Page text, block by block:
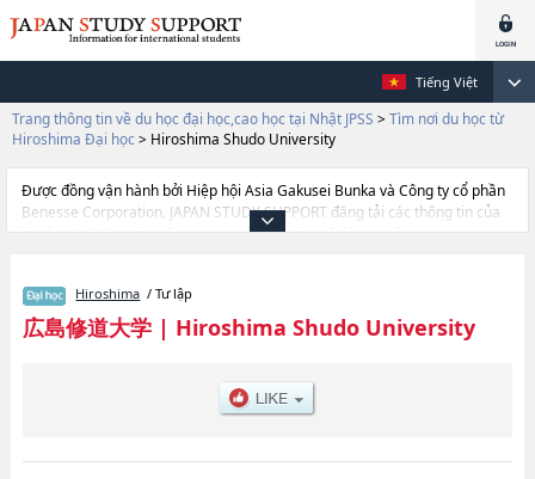
Tiếng Việt
Trang thông tin về du học đại học,cao học tại Nhật JPSS > Tìm nơi du học từ
Hiroshima Đại học > Hiroshima Shudo University
Được đồng vận hành bởi Hiệp hội Asia Gakusei Bunka và Công ty cổ phần
Benesse Corporation, JAPAN STUDY SUPPORT đăng tải các thông tin của
khoảng 1.300 trường đại học, cao học, trường đại học ngắn hạn, trường
thông tin cần thiết dành cho du học sinh, như là về các Ngành Commercial
SciencehoặcNgành Economic ScienceshoặcNgành Humanities and
Human ScienceshoặcNgành LawhoặcNgành Human Environmental
thông tin về từng ngành học, thông tin liên quan đến thi tuyển như số
lượng tuyển sinh, số lượng trúng tuyển, cở sở trang thiết bị, hướng dẫn địa
Hiroshima / Tư lập
広島修道大学| Hiroshima Shudo University